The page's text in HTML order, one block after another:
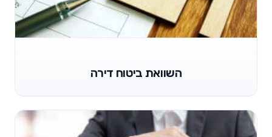
השוואת ביטוח דירה